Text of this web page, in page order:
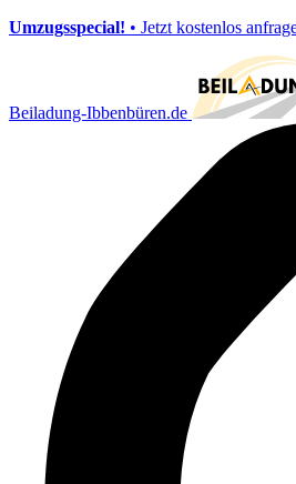
Umzugsspecial! • Jetzt kostenlos
Beiladung-Ibbenbüren.de